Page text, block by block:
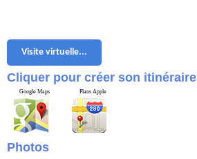
Visite virtuelle...
Cliquer pour créer son itinéraire
Google Maps Plans Apple
Photos